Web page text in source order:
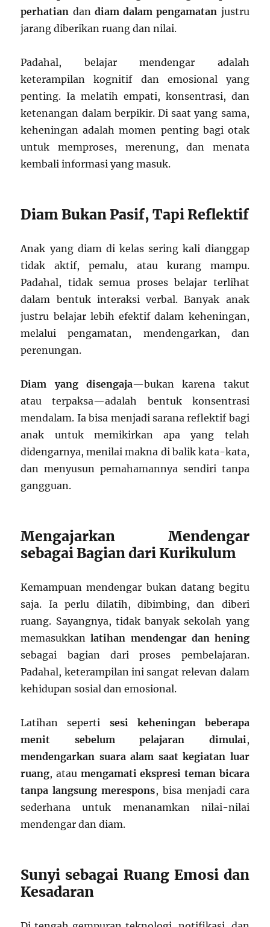
perhatian dan diam dalam pengamatan justru
jarang diberikan ruang dan nilai.
Padahal, belajar mendengar adalah
keterampilan kognitif dan emosional yang
penting. Ia melatih empati, konsentrasi, dan
ketenangan dalam berpikir. Di saat yang sama,
keheningan adalah momen penting bagi otak
untuk memproses, merenung, dan menata
kembali informasi yang masuk.
Diam Bukan Pasif, Tapi Reflektif
Anak yang diam di kelas sering kali dianggap
tidak aktif, pemalu, atau kurang mampu.
Padahal, tidak semua proses belajar terlihat
dalam bentuk interaksi verbal. Banyak anak
justru belajar lebih efektif dalam keheningan,
melalui pengamatan, mendengarkan, dan
perenungan.
Diam yang disengaja—bukan karena takut
atau terpaksa—adalah bentuk konsentrasi
mendalam. Ia bisa menjadi sarana reflektif bagi
anak untuk memikirkan apa yang telah
didengarnya, menilai makna di balik kata-kata,
dan menyusun pemahamannya sendiri tanpa
gangguan.
Mengajarkan Mendengar
sebagai Bagian dari Kurikulum
Kemampuan mendengar bukan datang begitu
saja. Ia perlu dilatih, dibimbing, dan diberi
ruang. Sayangnya, tidak banyak sekolah yang
memasukkanlatihan mendengar dan hening
sebagai bagian dari proses pembelajaran.
Padahal, keterampilan ini sangat relevan dalam
kehidupan sosial dan emosional.
Latihan seperti sesi keheningan beberapa
menit sebelum pelajaran dimulai,
mendengarkan suara alam saat kegiatan luar
ruang, atau mengamati ekspresi teman bicara
tanpa langsung merespons, bisa menjadi cara
sederhana untuk menanamkan nilai-nilai
mendengar dan diam.
Sunyi sebagai Ruang Emosi dan
Kesadaran